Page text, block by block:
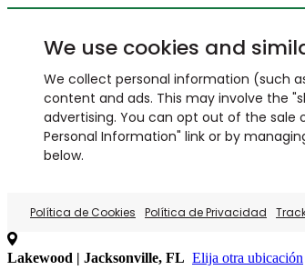
We use cookies and
We collect personal information (such
content and ads. This may involve the
advertising. You can opt out of the sale
Personal Information" link or by
below.
Política de Cookies Política de Privacidad
Lakewood | Jacksonville, FL Elija otra ubicación